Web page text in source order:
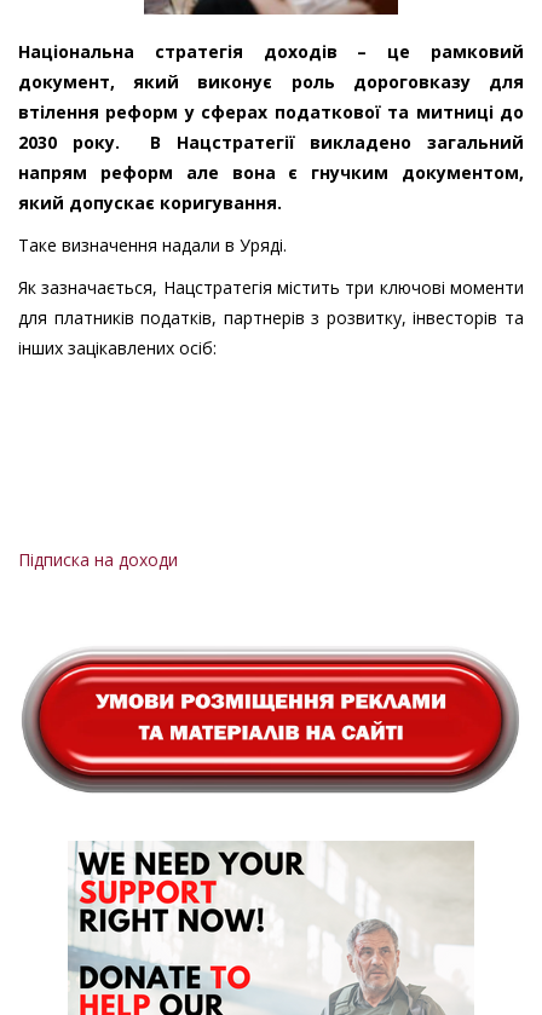
Національна стратегія доходів – це рамковий
документ, який виконує роль дороговказу для
втілення реформ у сферах податкової та митниці до
2030 року. В Нацстратегії викладено загальний
напрям реформ але вона є гнучким документом,
який допускає коригування.
Таке визначення надали в Уряді.
Як зазначається, Нацстратегія містить три ключові моменти
для платників податків, партнерів з розвитку, інвесторів та
інших зацікавлених осіб:
Підписка на доходи